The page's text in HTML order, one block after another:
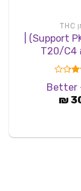
שמן פי קיי (Support PK) |
₪